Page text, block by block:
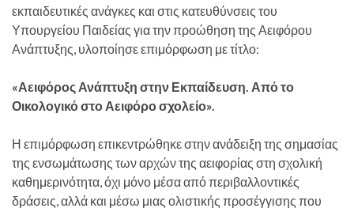
εκπαιδευτικές ανάγκες και στις κατευθύνσεις του
Υπουργείου Παιδείας για την προώθηση της Αειφόρου
Ανάπτυξης, υλοποίησε επιμόρφωση με τίτλο:
«Αειφόρος Ανάπτυξη στην Εκπαίδευση. Από το
Οικολογικό στο Αειφόρο σχολείο».
Η επιμόρφωση επικεντρώθηκε στην ανάδειξη της σημασίας
της ενσωμάτωσης των αρχών της αειφορίας στη σχολική
καθημερινότητα, όχι μόνο μέσα από περιβαλλοντικές
δράσεις, αλλά και μέσω μιας ολιστικής προσέγγισης που